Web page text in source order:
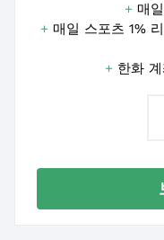
+ 매
+ 매일 스포츠 1%
+ 한화